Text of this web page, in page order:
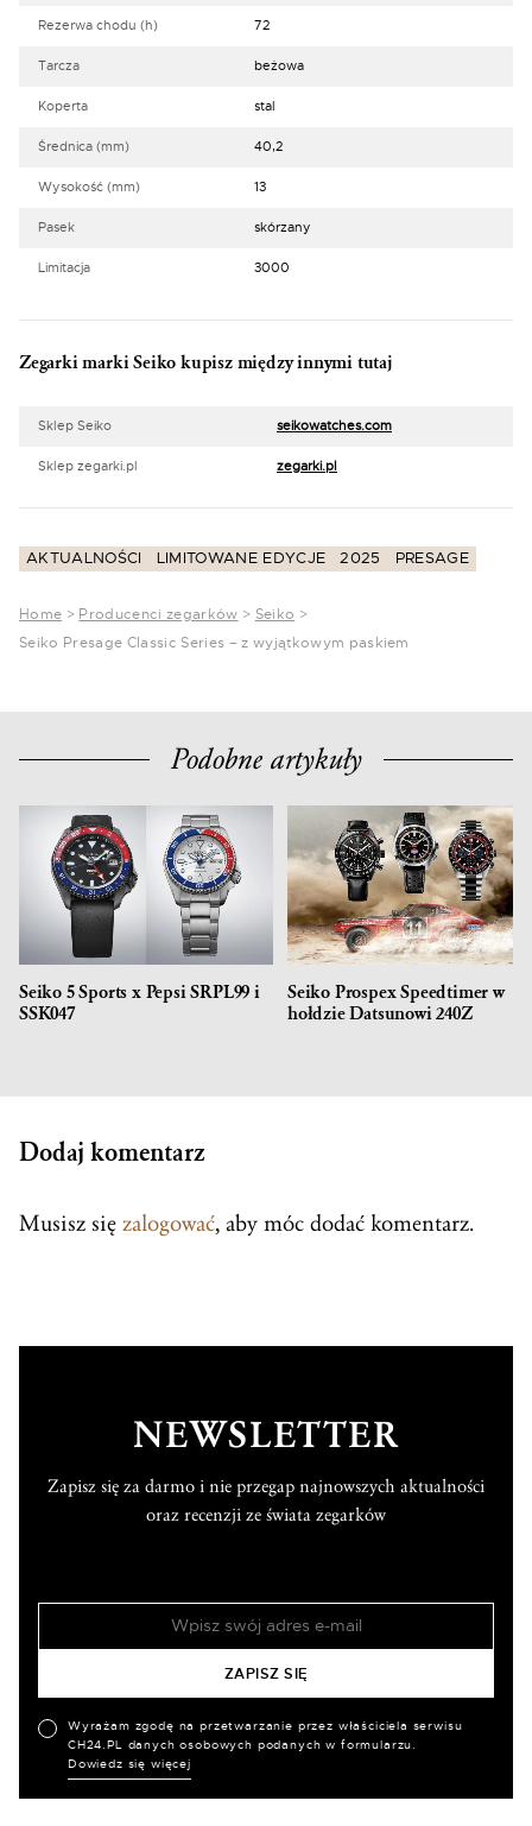
Rezerwa chodu (h) 72
Tarcza beżowa
Koperta stal
Średnica (mm) 40,2
Wysokość (mm) 13
Pasek skórzany
Limitacja 3000
Zegarki marki Seiko kupisz między innymi tutaj
Sklep Seiko seikowatches.com
Sklep zegarki.pl zegarki.pl
AKTUALNOŚCI LIMITOWANE EDYCJE 2025 PRESAGE
Home > Producenci zegarków > Seiko >
Seiko Presage Classic Series – z wyjątkowym paskiem
Podobne artykuły
Seiko 5 Sports x Pepsi SRPL99 i
SSK047
Seiko Prospex Speedtimer w
hołdzie Datsunowi 240Z
Dodaj komentarz
Musisz się zalogować, aby móc dodać komentarz.
NEWSLETTER
Zapisz się za darmo i nie przegap najnowszych aktualności
oraz recenzji ze świata zegarków
Wyrażam zgodę na przetwarzanie przez właściciela serwisu
CH24.PL danych osobowych podanych w formularzu.
Dowiedz się więcej